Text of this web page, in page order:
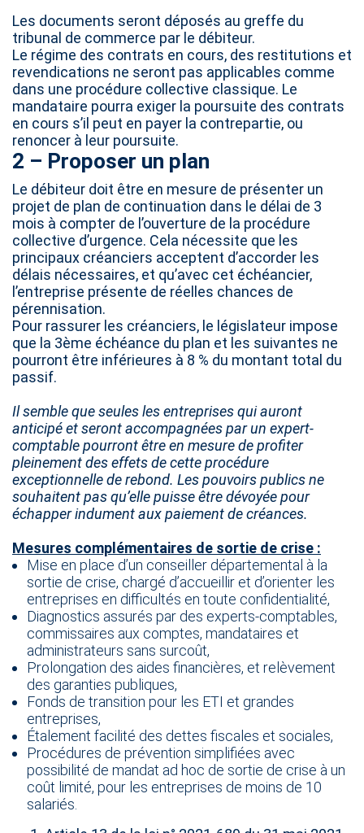
Les documents seront déposés au greffe du
tribunal de commerce par le débiteur.
Le régime des contrats en cours, des restitutions et
revendications ne seront pas applicables comme
dans une procédure collective classique. Le
mandataire pourra exiger la poursuite des contrats
en cours s’il peut en payer la contrepartie, ou
renoncer à leur poursuite.
2 – Proposer un plan
Le débiteur doit être en mesure de présenter un
projet de plan de continuation dans le délai de 3
mois à compter de l’ouverture de la procédure
collective d’urgence. Cela nécessite que les
principaux créanciers acceptent d’accorder les
délais nécessaires, et qu’avec cet échéancier,
l’entreprise présente de réelles chances de
pérennisation.
Pour rassurer les créanciers, le législateur impose
que la 3ème échéance du plan et les suivantes ne
pourront être inférieures à 8 % du montant total du
passif.
Il semble que seules les entreprises qui auront
anticipé et seront accompagnées par un expert-
comptable pourront être en mesure de profiter
pleinement des effets de cette procédure
exceptionnelle de rebond. Les pouvoirs publics ne
souhaitent pas qu’elle puisse être dévoyée pour
échapper indument aux paiement de créances.
Mesures complémentaires de sortie de crise :
Mise en place d’un conseiller départemental à la
sortie de crise, chargé d’accueillir et d’orienter les
entreprises en difficultés en toute confidentialité,
Diagnostics assurés par des experts-comptables,
commissaires aux comptes, mandataires et
administrateurs sans surcoût,
Prolongation des aides financières, et relèvement
des garanties publiques,
Fonds de transition pour les ETI et grandes
entreprises,
Étalement facilité des dettes fiscales et sociales,
Procédures de prévention simplifiées avec
possibilité de mandat ad hoc de sortie de crise à un
coût limité, pour les entreprises de moins de 10
salariés.